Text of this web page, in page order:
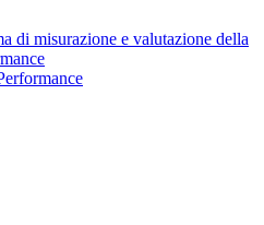
di misurazione e valutazione della